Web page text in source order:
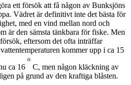
ett försök att få någon av Bunksjöns
Vädret är definitivt inte det bästa för
med en vind mellan nord och
är den sämsta tänkbara för fiske. Men
eftersom det ofta inträffar
kommer upp i ca 15
ca 16
o
C, men någon kläckning av
på grund av den kraftiga blåsten.